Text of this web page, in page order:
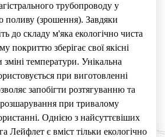
трубопроводу у
поливу (зрошення). Завдяки
до складу м'яка екологічно чиста
покриттю зберігає свої якісні
температури. Унікальна
при виготовленні
запобігти розтягуванню та
при тривалому
Однією з найсуттєвіших
Лейфлет є вміст тільки екологічно